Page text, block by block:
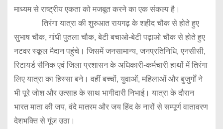
माध्यम से राष्ट्रीय एकता को मजबूत करने का एक संकल्प है।
तिरंगा यात्रा की शुरुआत रायगढ़ के शहीद चौक से होते हुए
सुभाष चौक, गांधी पुतला चौक, बेटी बचाओ-बेटी पढ़ाओ चौक से होते हुए
नटवर स्कूल मैदान पहुंचे। जिसमें जनसामान्य, जनप्रतिनिधि, एनसीसी,
रिटायर्ड सैनिक एवं जिला प्रशासन के अधिकारी-कर्मचारी हाथों में तिरंगा
लिए यात्रा का हिस्सा बने। वहीं बच्चों, युवाओं, महिलाओं और बुजुर्गों ने
भी पूरे जोश और उत्साह के साथ भागीदारी निभाई। यात्रा के दौरान
भारत माता की जय, वंदे मातरम और जय हिंद के नारों से सम्पूर्ण वातावरण
देशभक्ति से गूंज उठा।